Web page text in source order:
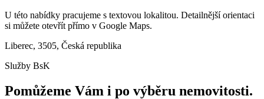
U této nabídky pracujeme s textovou lokalitou. Detailnější orientaci
si můžete otevřít přímo v Google Maps.
Liberec, 3505, Česká republika
Služby BsK
Pomůžeme Vám i po výběru nemovitosti.